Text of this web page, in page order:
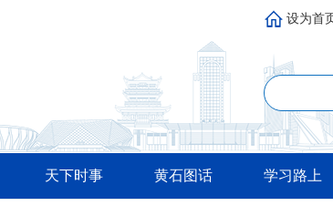
设为首
天下时事 黄石图话 学习路上